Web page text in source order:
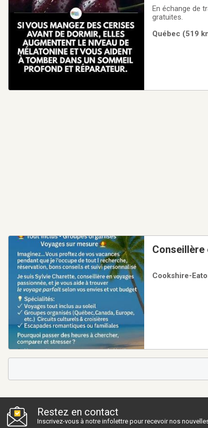
En échange de
gratuites.
Québec (519
Conseillère
Cookshire-
Restez en contact
Inscrivez-vous à notre infolettre pour recevoir nos